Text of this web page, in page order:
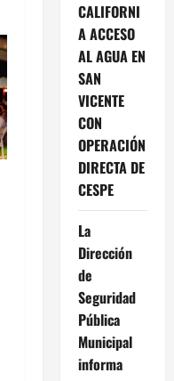
CALIFORNI
A ACCESO
AL AGUA EN
SAN
VICENTE
CON
OPERACIÓN
DIRECTA DE
CESPE
La
Dirección
de
Seguridad
Pública
Municipal
informa